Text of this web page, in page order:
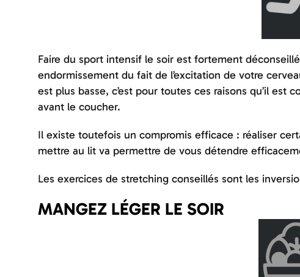
Faire du sport intensif le soir est fortement
endormissement du fait de l’excitation de votre
est plus basse, c’est pour toutes ces raisons qu’il est
avant le coucher.
Il existe toutefois un compromis efficace : réaliser
mettre au lit va permettre de vous détendre
Les exercices de stretching conseillés sont les
MANGEZ LÉGER LE SOIR